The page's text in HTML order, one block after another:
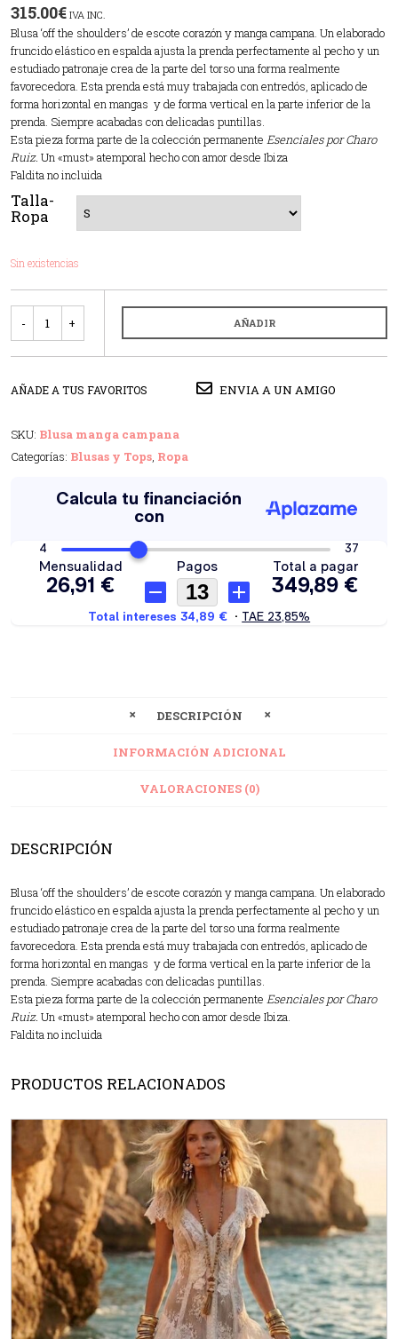
315.00€ IVA INC.
Blusa ‘off the shoulders’ de escote corazón y manga campana. Un elaborado
fruncido elástico en espalda ajusta la prenda perfectamente al pecho y un
estudiado patronaje crea de la parte del torso una forma realmente
favorecedora. Esta prenda está muy trabajada con entredós, aplicado de
forma horizontal en mangas y de forma vertical en la parte inferior de la
prenda. Siempre acabadas con delicadas puntillas.
Esta pieza forma parte de la colección permanente Esenciales por Charo
Ruiz. Un «must» atemporal hecho con amor desde Ibiza
Faldita no incluida
Talla-
Ropa
Sin existencias
AÑADIR
AÑADE A TUS FAVORITOS ENVIA A UN AMIGO
SKU: Blusa manga campana
Categorías: Blusas y Tops, Ropa
DESCRIPCIÓN
INFORMACIÓN ADICIONAL
VALORACIONES (0)
DESCRIPCIÓN
Blusa ‘off the shoulders’ de escote corazón y manga campana. Un elaborado
fruncido elástico en espalda ajusta la prenda perfectamente al pecho y un
estudiado patronaje crea de la parte del torso una forma realmente
favorecedora. Esta prenda está muy trabajada con entredós, aplicado de
forma horizontal en mangas y de forma vertical en la parte inferior de la
prenda. Siempre acabadas con delicadas puntillas.
Esta pieza forma parte de la colección permanente Esenciales por Charo
Ruiz. Un «must» atemporal hecho con amor desde Ibiza.
Faldita no incluida
PRODUCTOS RELACIONADOS